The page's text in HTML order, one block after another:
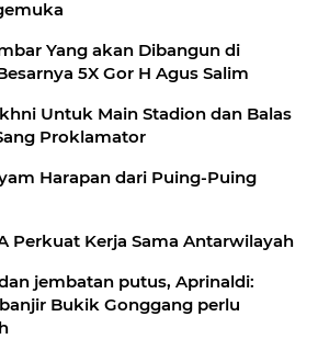
Yang akan Dibangun di
5X Gor H Agus Salim
Untuk Main Stadion dan Balas
Proklamator
Harapan dari Puing-Puing
Perkuat Kerja Sama Antarwilayah
jembatan putus, Aprinaldi:
Bukik Gonggang perlu